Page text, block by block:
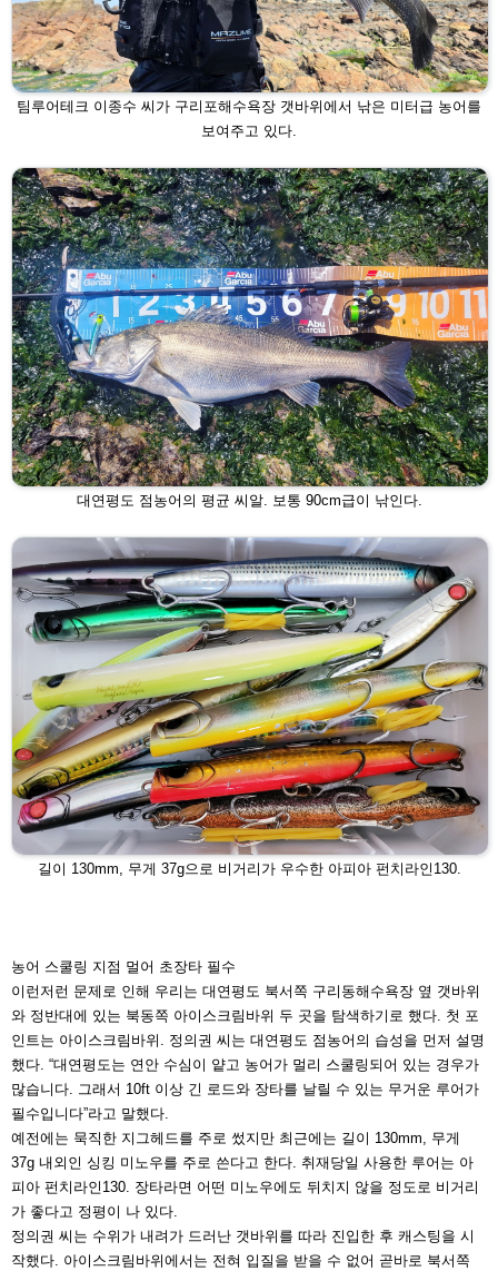
팀루어테크 이종수 씨가 구리포해수욕장 갯바위에서 낚은 미터급 농어를
보여주고 있다.
대연평도 점농어의 평균 씨알. 보통 90cm급이 낚인다.
길이 130mm, 무게 37g으로 비거리가 우수한 아피아 펀치라인130.
농어 스쿨링 지점 멀어 초장타 필수
이런저런 문제로 인해 우리는 대연평도 북서쪽 구리동해수욕장 옆 갯바위
와 정반대에 있는 북동쪽 아이스크림바위 두 곳을 탐색하기로 했다. 첫 포
인트는 아이스크림바위. 정의 권 씨는 대연평도 점농어의 습성을 먼저 설명
했다. “대연평 도는 연안 수심이 얕고 농어가 멀리 스쿨링되어 있는 경우가
많습니다. 그래서 10ft 이상 긴 로드와 장타를 날릴 수 있 는 무거운 루어가
필수입니다”라고 말했다.
예전에는 묵직한 지그헤드를 주로 썼지만 최근에는 길이 130mm, 무게
37g 내외인 싱킹 미노우를 주로 쓴다고 한다. 취재당일 사용한 루어는 아
피아 펀치라인130. 장타라면 어떤 미노우에도 뒤치지 않을 정도로 비거리
가 좋다고 정평 이 나 있다.
정의권 씨는 수위가 내려가 드러난 갯바위를 따라 진입한 후 캐스팅을 시
작했다. 아이스크림바위에서는 전혀 입질을 받을 수 없어 곧바로 북서쪽